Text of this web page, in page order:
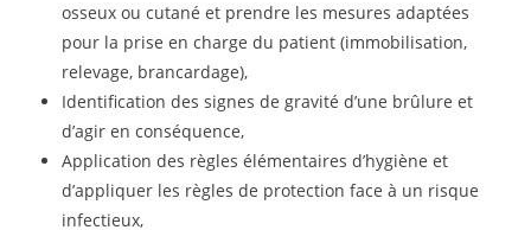
osseux ou cutané et prendre les mesures adaptées
pour la prise en charge du patient (immobilisation,
relevage, brancardage),
Identification des signes de gravité d’une brûlure et
d’agir en conséquence,
Application des règles élémentaires d’hygiène et
d’appliquer les règles de protection face à un risque
infectieux,